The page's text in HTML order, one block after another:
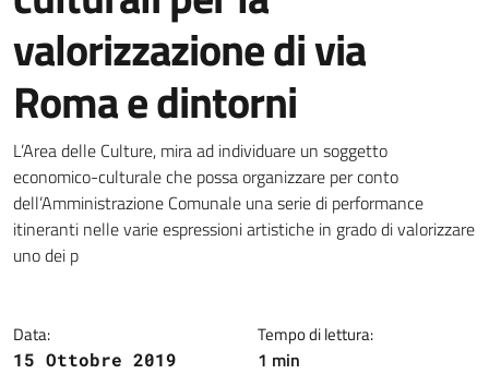
valorizzazione di via
Roma e dintorni
Dettagli della notizia
L’Area delle Culture, mira ad individuare un soggetto
economico-culturale che possa organizzare per conto
dell’Amministrazione Comunale una serie di performance
itineranti nelle varie espressioni artistiche in grado di valorizzare
uno dei p
Data:
15 Ottobre 2019
Tempo di lettura:
1 min